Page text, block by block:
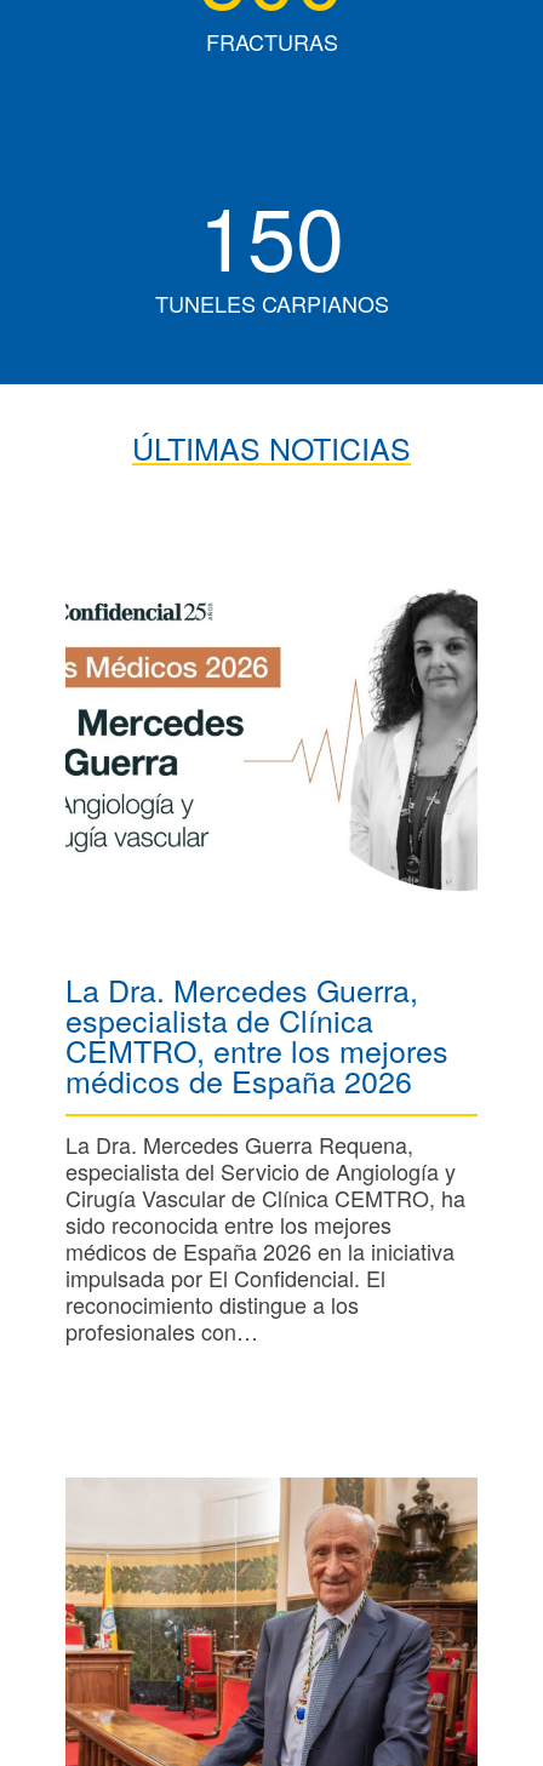
FRACTURAS
150
TUNELES CARPIANOS
ÚLTIMAS NOTICIAS
La Dra. Mercedes Guerra,
especialista de Clínica
CEMTRO, entre los mejores
médicos de España 2026
La Dra. Mercedes Guerra Requena,
especialista del Servicio de Angiología y
Cirugía Vascular de Clínica CEMTRO, ha
sido reconocida entre los mejores
médicos de España 2026 en la iniciativa
impulsada por El Confidencial. El
reconocimiento distingue a los
profesionales con…